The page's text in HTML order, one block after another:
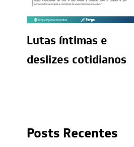
Lutas íntimas e
deslizes cotidianos
Posts Recentes